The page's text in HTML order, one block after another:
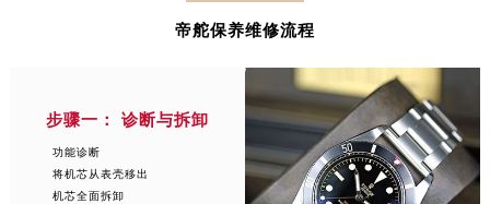
山东省临沂市兰山区解放路帝舵售后服务中心（需提前预约）
山东省日照市东港区烟台路帝舵售后服务中心（需提前预约）
山东省泰安市泰山区财源街道泰山大街帝舵售后服务中心（需提前预约）
山东省威海市环翠区新威海路89号振华商厦一楼名表维修帝舵售后服务中心（需提前预约）
山东省潍坊市奎文区东风东街帝舵售后服务中心（需提前预约）
帝舵保养维修流程
步骤一： 诊断与拆卸
功能诊断
将机芯从表壳移出
机芯全面拆卸